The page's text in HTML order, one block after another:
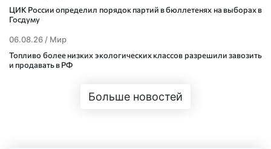
ЦИК России определил порядок партий в бюллетенях на выборах в
Госдуму
06.08.26 / Мир
Топливо более низких экологических классов разрешили завозить
и продавать в РФ
Больше новостей